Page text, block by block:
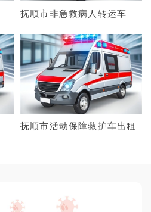
抚顺市非急救病人转运车
抚顺市活动保障救护车出租